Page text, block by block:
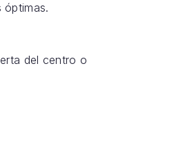
óptimas.
del centro o